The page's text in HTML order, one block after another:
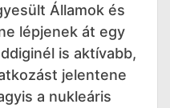
Államok és
lépjenek át egy
is aktívabb,
jelentene
a nukleáris